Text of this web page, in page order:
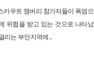
카우트 잼버리 참가자들이 폭염으
위협을 받고 있는 것으로 나타났
리는 부안지역에...